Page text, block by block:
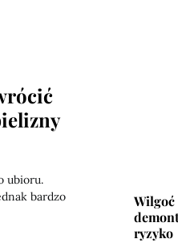
ubioru.
bardzo
Wilgoć
ryzyko